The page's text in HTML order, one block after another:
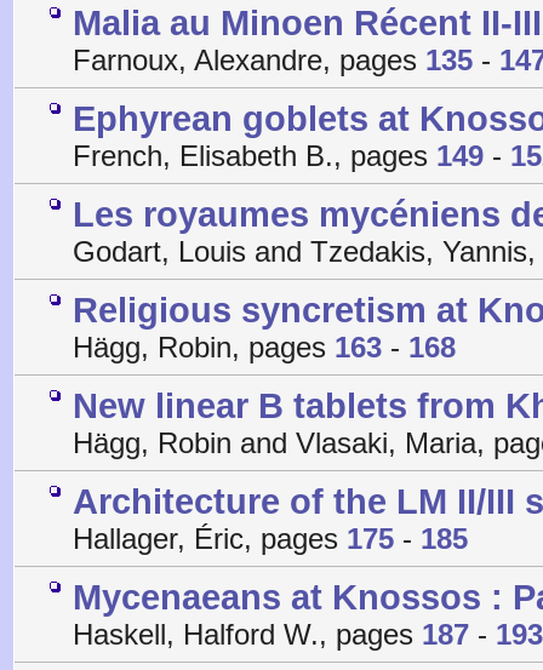
Malia au Minoen Récent II-
Farnoux, Alexandre, pages 135 -
Ephyrean goblets at
French, Elisabeth B., pages 149 -
Les royaumes mycéniens
Godart, Louis and Tzedakis,
Religious syncretism at
Hägg, Robin, pages 163 - 168
New linear B tablets from
Hägg, Robin and Vlasaki, Maria,
Architecture of the LM II/III
Hallager, Éric, pages 175 - 185
Mycenaeans at Knossos :
Haskell, Halford W., pages 187 - 193